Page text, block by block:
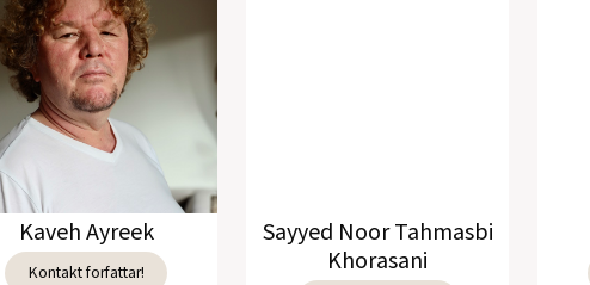
Kaveh Ayreek
Kontakt forfattar!
Sayyed Noor Tahmasbi
Khorasani